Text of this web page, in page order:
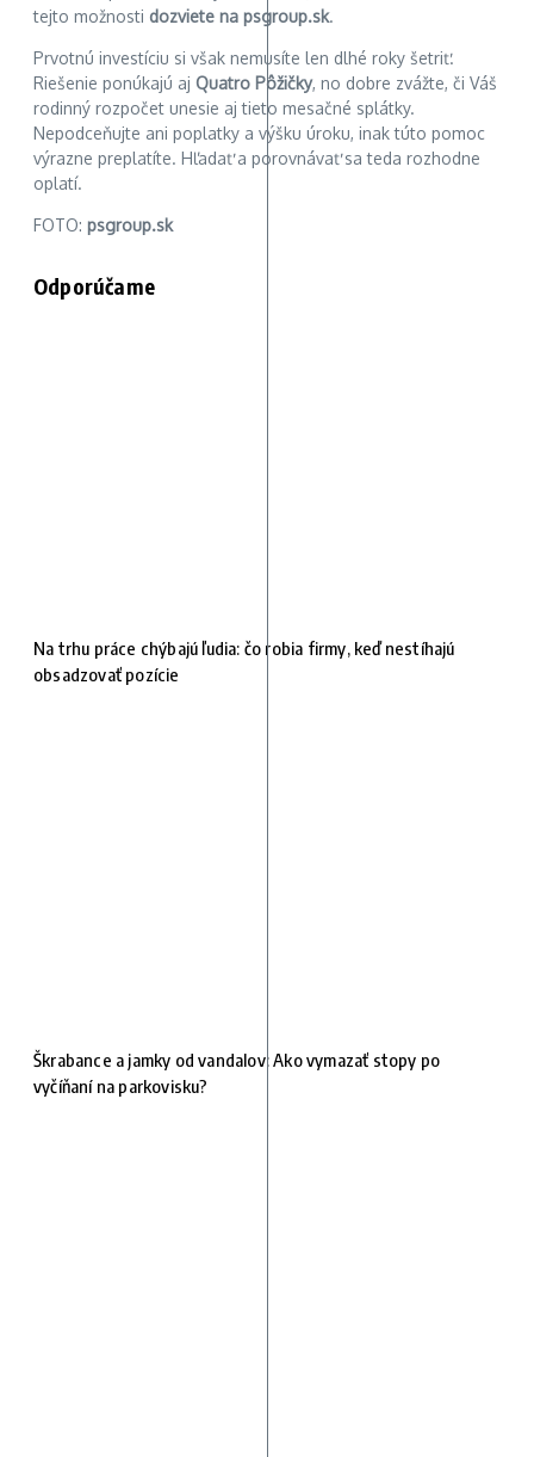
tejto možnosti dozviete na psgroup.sk.
Prvotnú investíciu si však nemusíte len dlhé roky šetriť.
Riešenie ponúkajú aj Quatro Pôžičky, no dobre zvážte, či Váš
rodinný rozpočet unesie aj tieto mesačné splátky.
Nepodceňujte ani poplatky a výšku úroku, inak túto pomoc
výrazne preplatíte. Hľadať a porovnávať sa teda rozhodne
oplatí.
FOTO: psgroup.sk
Odporúčame
Na trhu práce chýbajú ľudia: čo robia firmy, keď nestíhajú
obsadzovať pozície
Škrabance a jamky od vandalov: Ako vymazať stopy po
vyčíňaní na parkovisku?